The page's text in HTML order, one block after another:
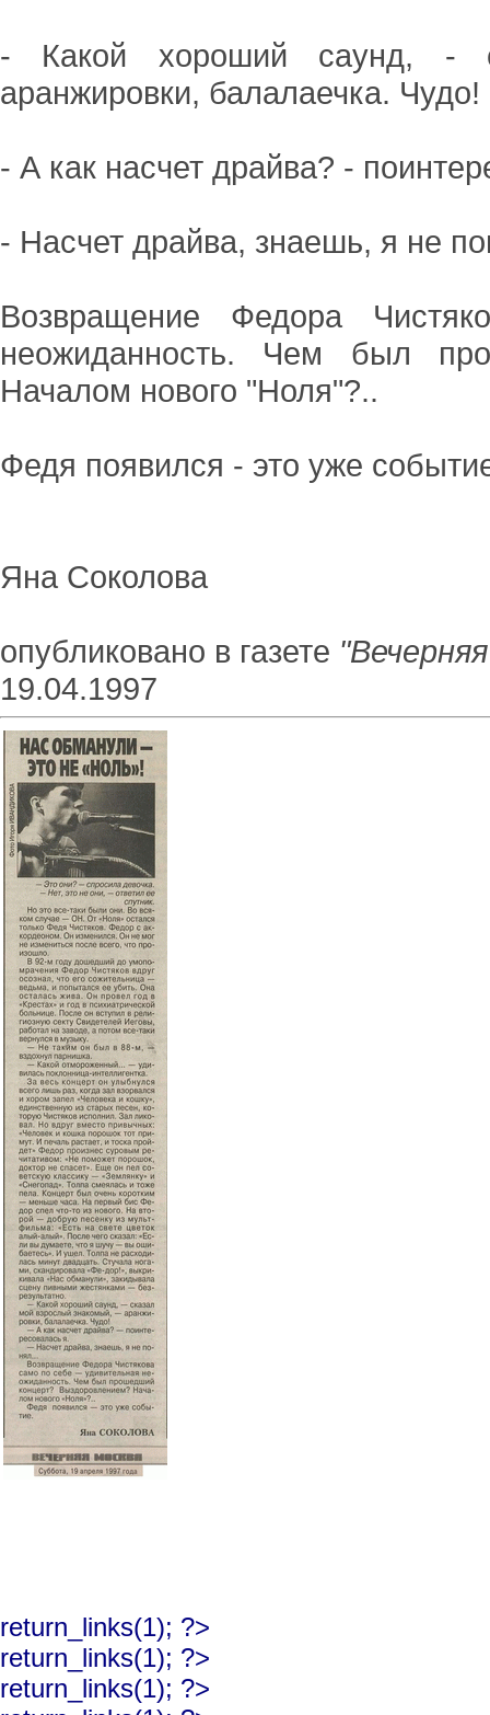
- Какой хороший саунд, -
аранжировки, балалаечка. Чудо!
- А как насчет драйва? -
- Насчет драйва, знаешь, я не
Возвращение Федора
неожиданность. Чем был
Началом нового "Ноля"?..
Федя появился - это уже
Яна Соколова
опубликовано в газете
19.04.1997
return_links(1); ?>
return_links(1); ?>
return_links(1); ?>